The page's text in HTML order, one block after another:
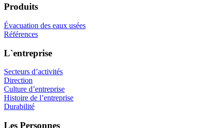
Produits
Évacuation des eaux usées
Références
L`entreprise
Secteurs d’activités
Direction
Culture d’entreprise
Histoire de l’entreprise
Durabilité
Les Personnes